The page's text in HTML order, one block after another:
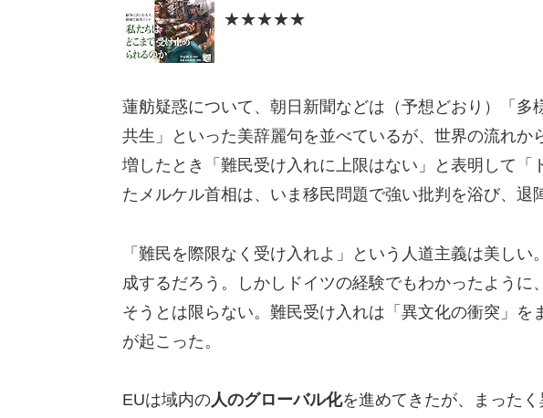
★★★★★
蓮舫疑惑について、朝日新聞などは（予想どおり）「多
共生」といった美辞麗句を並べているが、世界の流れか
増したとき「難民受け入れに上限はない」と表明して「
たメルケル首相は、いま移民問題で強い批判を浴び、退
「難民を際限なく受け入れよ」という人道主義は美し
成するだろう。しかしドイツの経験でもわかったように
そうとは限らない。難民受け入れは「異文化の衝突」を
が起こった。
EUは域内の人のグローバル化を進めてきたが、まった